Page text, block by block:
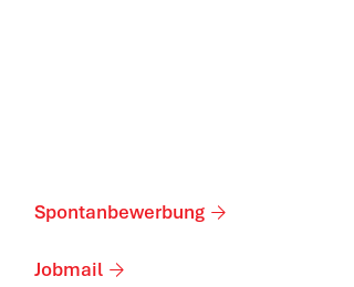
Spontanbewerbung
Jobmail